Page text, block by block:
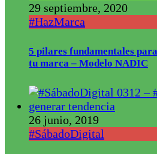
29 septiembre, 2020
#HazMarca
5 pilares fundamentales
tu marca – Modelo NADIC
26 junio, 2019
#SábadoDigital